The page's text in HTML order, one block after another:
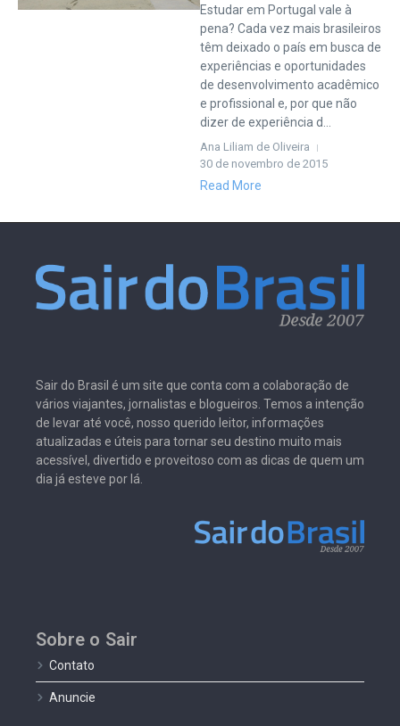
Estudar em Portugal vale à
pena? Cada vez mais brasileiros
têm deixado o país em busca de
experiências e oportunidades
de desenvolvimento acadêmico
e profissional e, por que não
dizer de experiência d...
Ana Liliam de Oliveira
30 de novembro de 2015
Read More
Sair do Brasil é um site que conta com a colaboração de
vários viajantes, jornalistas e blogueiros. Temos a intenção
de levar até você, nosso querido leitor, informações
atualizadas e úteis para tornar seu destino muito mais
acessível, divertido e proveitoso com as dicas de quem um
dia já esteve por lá.
Sobre o Sair
Contato
Anuncie